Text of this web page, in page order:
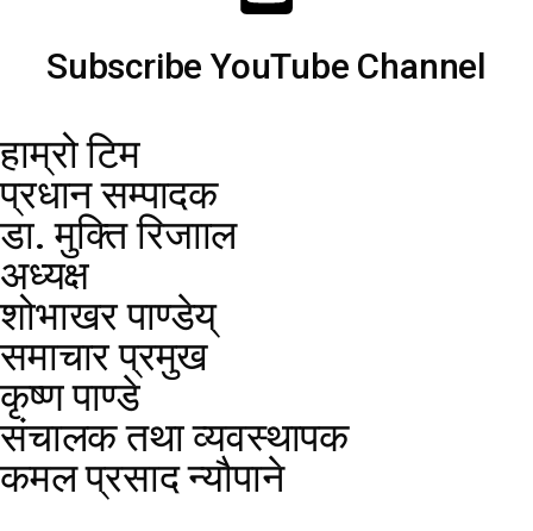
Subscribe YouTube Channel
हाम्रो टिम
प्रधान सम्पादक
डा. मुक्ति रिजााल
अध्यक्ष
शोभाखर पाण्डेय्
समाचार प्रमुख
कृष्ण पाण्डे
संचालक तथा व्यवस्थापक
कमल प्रसाद न्यौपाने